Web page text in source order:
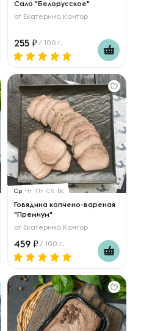
Сало "Белорусское"
от Екатерина Кантор
255 / 100 г.
Ср Чт Пт Сб Вс
Говядина копчено-вареная
"Премиум"
от Екатерина Кантор
459 / 100 г.